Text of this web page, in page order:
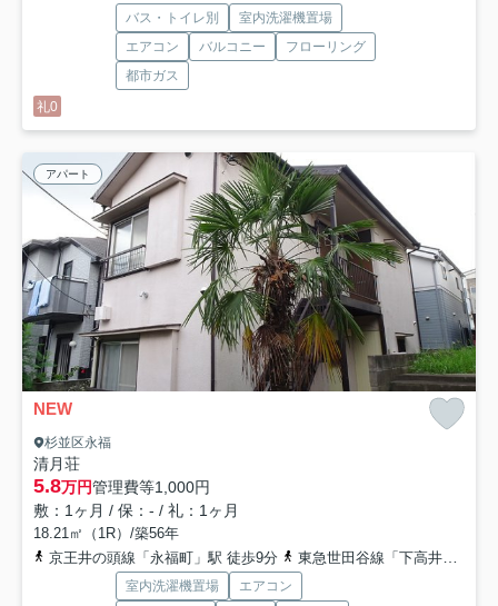
バス・トイレ別
室内洗濯機置場
エアコン
バルコニー
フローリング
都市ガス
礼0
アパート
NEW
杉並区永福
清月荘
5.8万円管理費等1,000円
敷：1ヶ月 / 保：- / 礼：1ヶ月
18.21㎡（1R）/築56年
京王井の頭線「永福町」駅 徒歩9分
東急世田谷線「下高井戸」駅 徒歩11分
室内洗濯機置場 エアコン